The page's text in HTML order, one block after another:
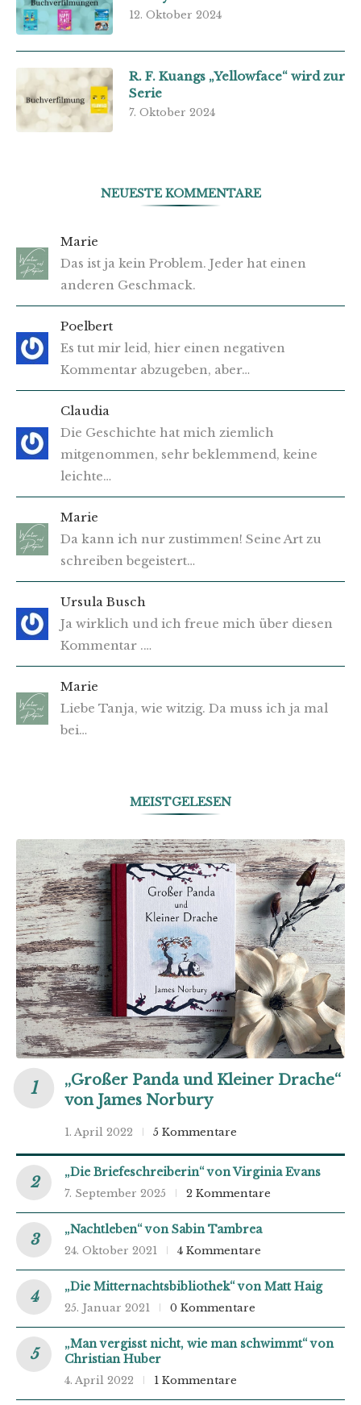
12. Oktober 2024
R. F. Kuangs „Yellowface“ wird zur
Serie
7. Oktober 2024
NEUESTE KOMMENTARE
Marie
Das ist ja kein Problem. Jeder hat einen
anderen Geschmack.
Poelbert
Es tut mir leid, hier einen negativen
Kommentar abzugeben, aber…
Claudia
Die Geschichte hat mich ziemlich
mitgenommen, sehr beklemmend, keine
leichte…
Marie
Da kann ich nur zustimmen! Seine Art zu
schreiben begeistert…
Ursula Busch
Ja wirklich und ich freue mich über diesen
Kommentar .…
Marie
Liebe Tanja, wie witzig. Da muss ich ja mal
bei…
MEISTGELESEN
„Großer Panda und Kleiner Drache“
von James Norbury
1. April 2022 5 Kommentare
„Die Briefeschreiberin“ von Virginia Evans
7. September 2025 2 Kommentare
„Nachtleben“ von Sabin Tambrea
24. Oktober 2021 4 Kommentare
„Die Mitternachtsbibliothek“ von Matt Haig
25. Januar 2021 0 Kommentare
„Man vergisst nicht, wie man schwimmt“ von
Christian Huber
4. April 2022 1 Kommentare